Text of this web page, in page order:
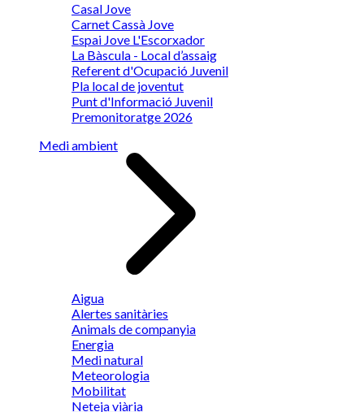
Casal Jove
Carnet Cassà Jove
Espai Jove L'Escorxador
La Bàscula - Local d’assaig
Referent d'Ocupació Juvenil
Pla local de joventut
Punt d'Informació Juvenil
Premonitoratge 2026
Medi ambient
Aigua
Alertes sanitàries
Animals de companyia
Energia
Medi natural
Meteorologia
Mobilitat
Neteja viària